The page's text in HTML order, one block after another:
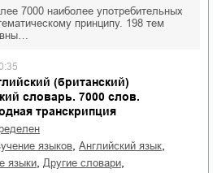
7000 наиболее употребительных
принципу. 198 тем
(британский)
словарь. 7000 слов.
транскрипция
языков английский язык
языки другие словари